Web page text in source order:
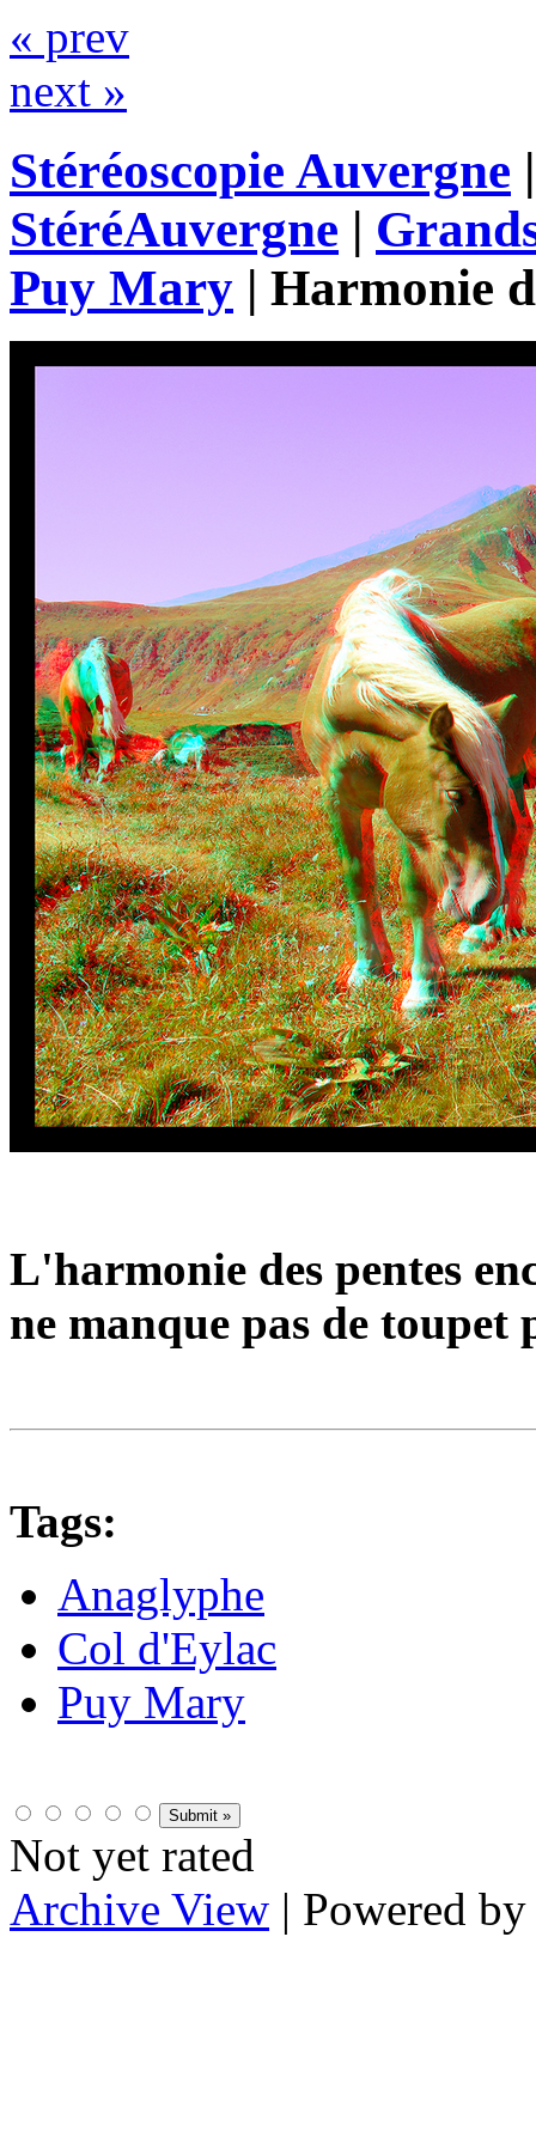
« prev
next »
Stéréoscopie Auvergne
StéréAuvergne |
Puy Mary | Harmonie
L'harmonie des pentes
ne manque pas de toupet
Tags:
Anaglyphe
Col d'Eylac
Puy Mary
Not yet rated
Archive View | Powered